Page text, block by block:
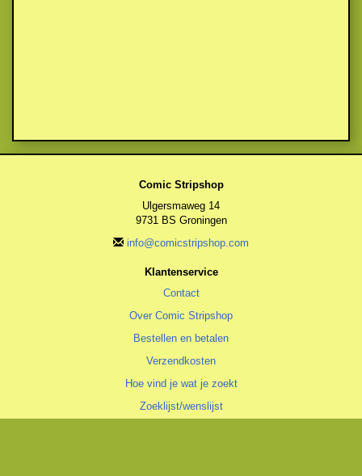
Comic Stripshop
Ulgersmaweg 14
9731 BS Groningen
info@comicstripshop.com
Klantenservice
Contact
Over Comic Stripshop
Bestellen en betalen
Verzendkosten
Hoe vind je wat je zoekt
Zoeklijst/wenslijst